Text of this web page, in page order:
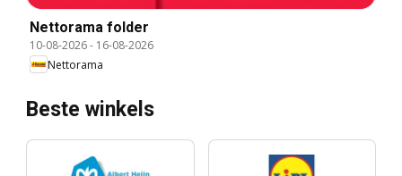
Nettorama folder
10-08-2026- 16-08-2026
Nettorama
Beste winkels